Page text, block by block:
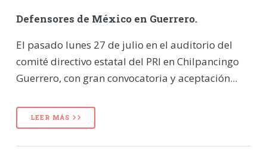
Defensores de México en Guerrero.
El pasado lunes 27 de julio en el auditorio del
comité directivo estatal del PRI en Chilpancingo
Guerrero, con gran convocatoria y aceptación...
LEER MÁS